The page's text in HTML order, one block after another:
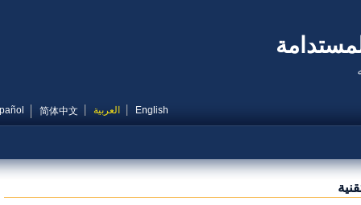
English العربية 简体中文
Español